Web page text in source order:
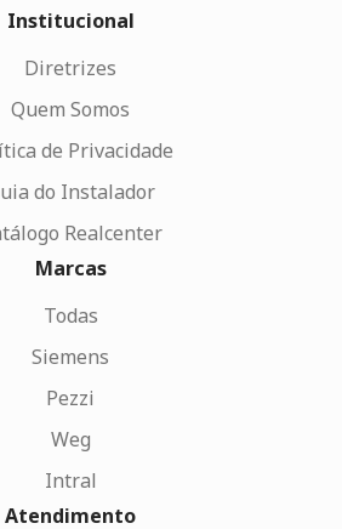
Institucional
Diretrizes
Quem Somos
de Privacidade
do Instalador
Realcenter
Marcas
Todas
Siemens
Pezzi
Weg
Intral
Atendimento